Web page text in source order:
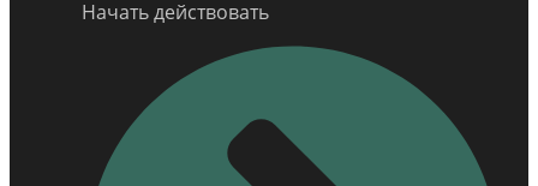
Начать действовать